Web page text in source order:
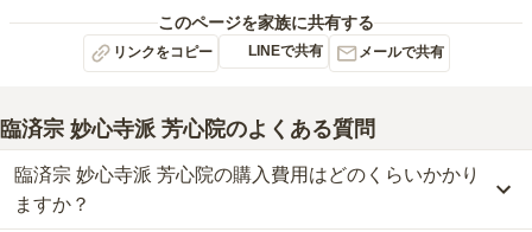
このページを家族に共有する
リンクをコピー LINEで共有 メールで共有
臨済宗 妙心寺派 芳心院のよくある質問
臨済宗 妙心寺派 芳心院の購入費用はどのくらいかかり
ますか？